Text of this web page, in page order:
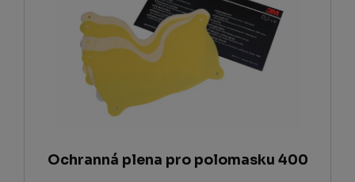
Ochranná plena pro polomasku 400